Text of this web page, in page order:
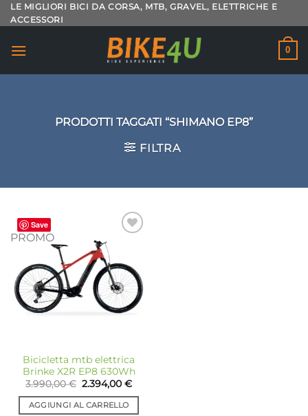
Salta
ai
LE MIGLIORI BICI DA CORSA, MTB, GRAVEL, ELETTRICHE E
ACCESSORI
0
PRODOTTI TAGGATI “SHIMANO EP8”
FILTRA
Save
PROMO
Aggiungi
alla lista
dei
desideri
Bicicletta mtb elettrica
Brinke X2R EP8 630Wh
3.990,00€ Il
prezzo
originale
era:
2.394,00€Il
attuale
AGGIUNGI AL CARRELLO